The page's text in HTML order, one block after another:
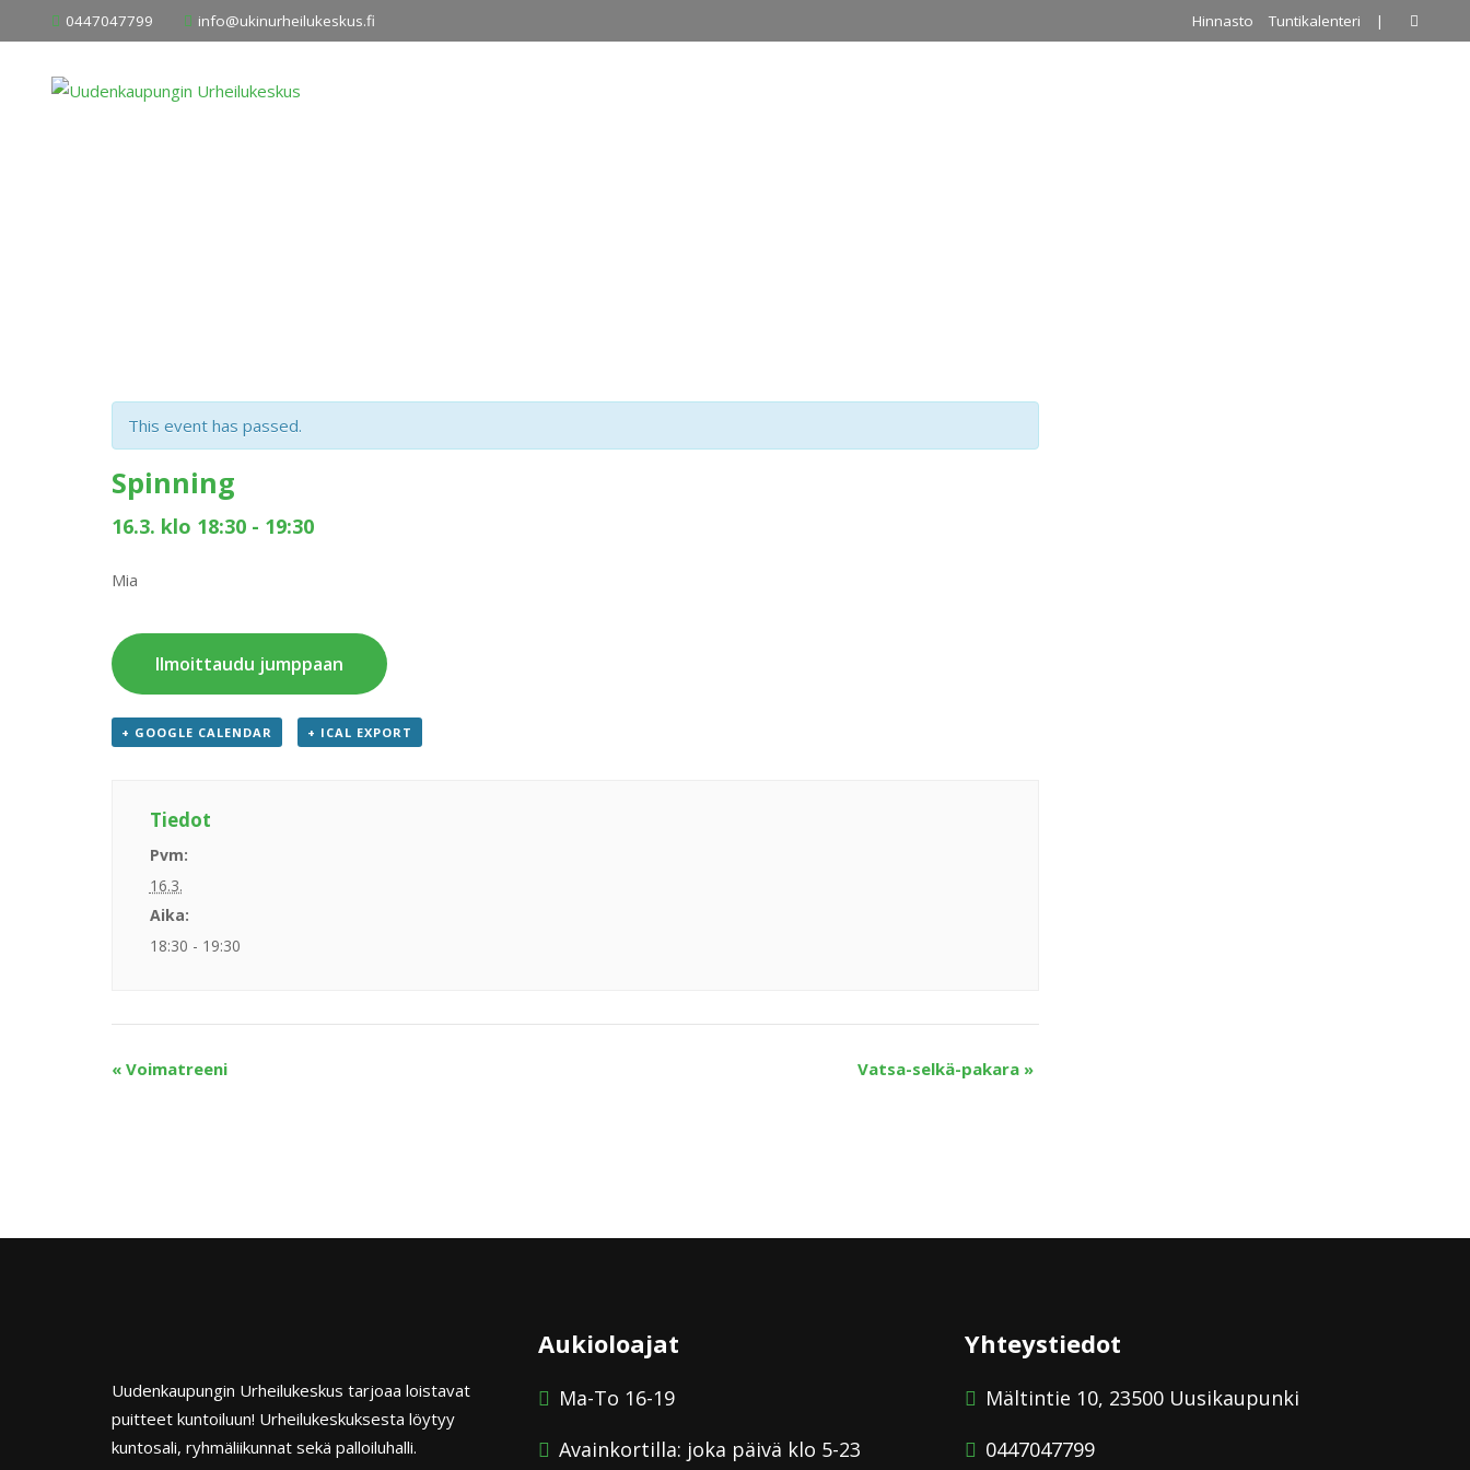
to
0447047799 info@ukinurheilukeskus.fi Hinnasto Tuntikalenteri |
This event has passed.
Spinning
16.3. klo 18:30 - 19:30
Mia
Ilmoittaudu jumppaan
+ GOOGLE CALENDAR + ICAL EXPORT
Tiedot
Pvm:
16.3.
Aika:
18:30 - 19:30
« Voimatreeni Vatsa-selkä-pakara »
Uudenkaupungin Urheilukeskus tarjoaa loistavat
puitteet kuntoiluun! Urheilukeskuksesta löytyy
kuntosali, ryhmäliikunnat sekä palloiluhalli.
Aukioloajat
Ma-To 16-19
Avainkortilla: joka päivä klo 5-23
Yhteystiedot
Mältintie 10, 23500 Uusikaupunki
0447047799